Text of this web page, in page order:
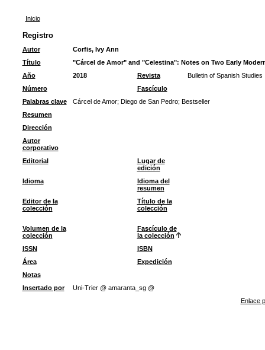
Inicio
Registro
Autor
Corfis, Ivy Ann
Título
"Cárcel de Amor" and "Celestina": Notes on Two Early
Año
2018 Revista
Bulletin of Spanish Studies
Número
Fascículo
Palabras clave
Cárcel de Amor; Diego de San Pedro; Bestseller
Resumen
Dirección
Autor
corporativo
Editorial
Lugar de
edición
Idioma
Idioma del
resumen
Editor de la
colección
Título de la
colección
Volumen de la
colección
Fascículo de
la colección
ISSN
ISBN
Área
Expedición
Notas
Insertado por
Uni-Trier @ amaranta_sg @
Enlace